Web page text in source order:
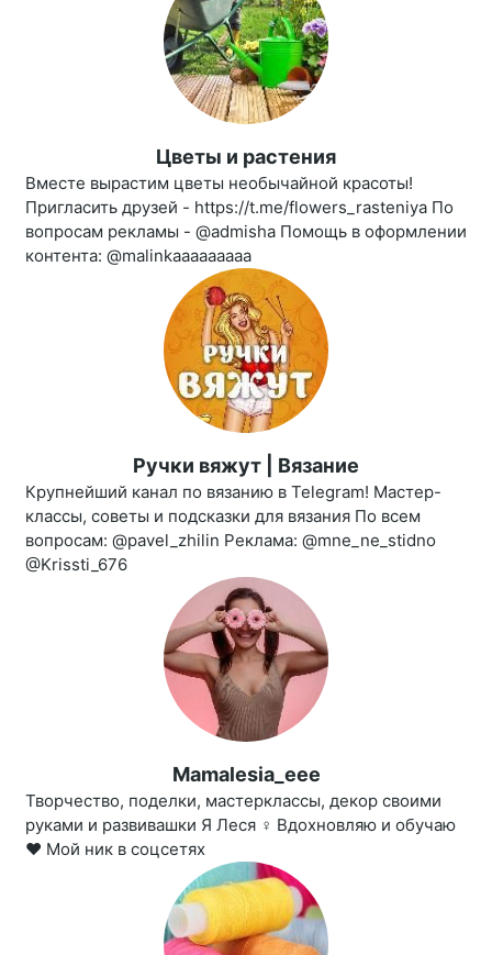
Цветы и растения
Вместе вырастим цветы необычайной красоты!
Пригласить друзей - https://t.me/flowers_rasteniya По
вопросам рекламы - @admisha Помощь в оформлении
контента: @malinkaaaaaaaaa
Ручки вяжут | Вязание
Крупнейший канал по вязанию в Telegram! Мастер-
классы, советы и подсказки для вязания По всем
вопросам: @pavel_zhilin Реклама: @mne_ne_stidno
@Krissti_676
Mamalesia_eee
Творчество, поделки, мастерклассы, декор своими
руками и развивашки Я Леся ‍♀️ Вдохновляю и обучаю
❤️ Мой ник в соцсетях